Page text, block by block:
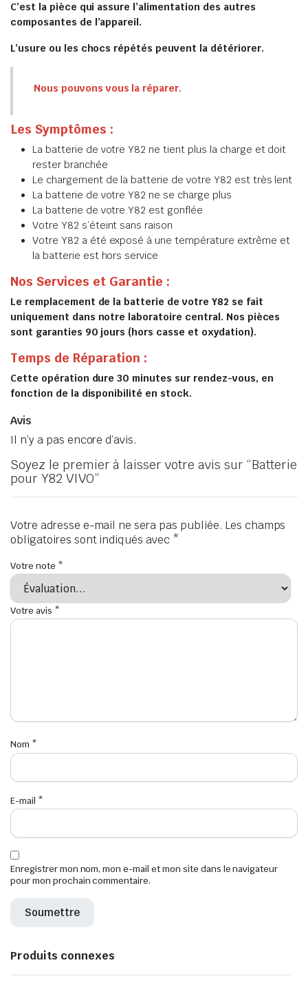
C’est la pièce qui assure l’alimentation des autres
composantes de l’appareil.
L’usure ou les chocs répétés peuvent la détériorer.
Nous pouvons vous la réparer.
Les Symptômes :
La batterie de votre Y82 ne tient plus la charge et doit
rester branchée
Le chargement de la batterie de votre Y82 est très lent
La batterie de votre Y82 ne se charge plus
La batterie de votre Y82 est gonflée
Votre Y82 s’éteint sans raison
Votre Y82 a été exposé à une température extrême et
la batterie est hors service
Nos Services et Garantie :
Le remplacement de la batterie de votre Y82 se fait
uniquement dans notre laboratoire central. Nos pièces
sont garanties 90 jours (hors casse et oxydation).
Temps de Réparation :
Cette opération dure 30 minutes sur rendez-vous, en
fonction de la disponibilité en stock.
Avis
Il n’y a pas encore d’avis.
Soyez le premier à laisser votre avis sur “Batterie
pour Y82 VIVO”
Votre adresse e-mail ne sera pas publiée. Les champs
obligatoires sont indiqués avec *
Votre note *
Votre avis *
Nom *
E-mail *
Enregistrer mon nom, mon e-mail et mon site dans le navigateur
pour mon prochain commentaire.
Produits connexes